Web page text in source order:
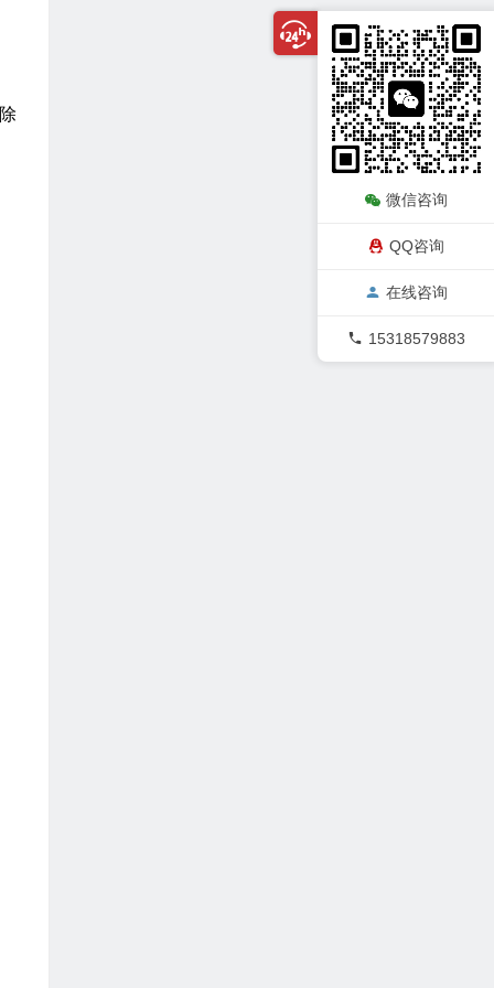
微信咨询
QQ咨询
在线咨询
15318579883